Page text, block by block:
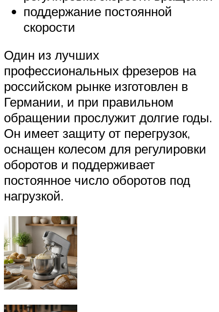
поддержание постоянной
скорости
Один из лучших
профессиональных фрезеров на
российском рынке изготовлен в
Германии, и при правильном
обращении прослужит долгие годы.
Он имеет защиту от перегрузок,
оснащен колесом для регулировки
оборотов и поддерживает
постоянное число оборотов под
нагрузкой.